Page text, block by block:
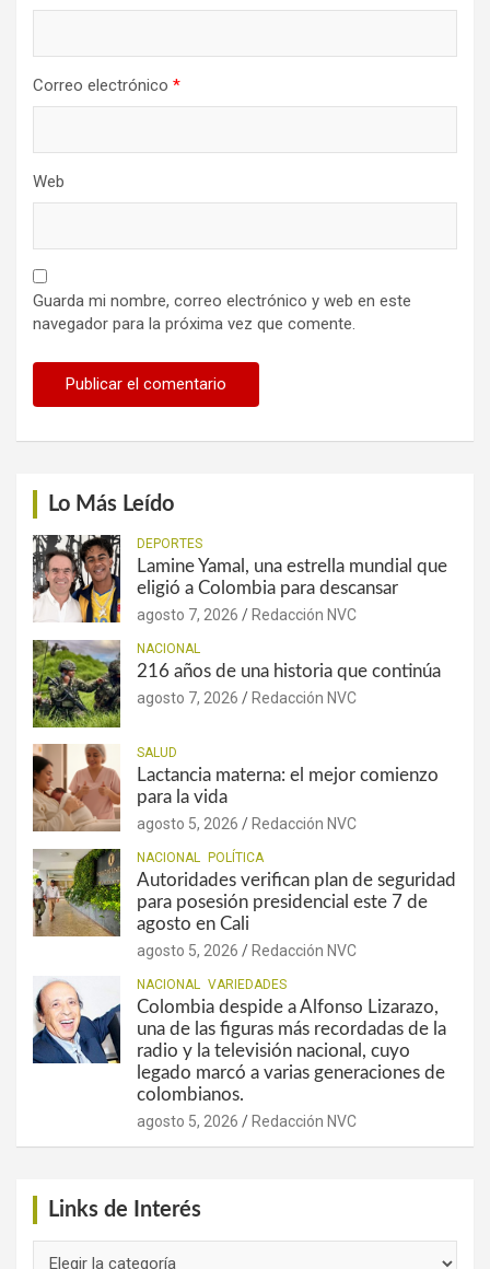
Correo electrónico *
Web
Guarda mi nombre, correo electrónico y web en este
navegador para la próxima vez que comente.
Lo Más Leído
DEPORTES
Lamine Yamal, una estrella mundial que
eligió a Colombia para descansar
agosto 7, 2026 Redacción NVC
NACIONAL
216 años de una historia que continúa
agosto 7, 2026 Redacción NVC
SALUD
Lactancia materna: el mejor comienzo
para la vida
agosto 5, 2026 Redacción NVC
NACIONAL POLÍTICA
Autoridades verifican plan de seguridad
para posesión presidencial este 7 de
agosto en Cali
agosto 5, 2026 Redacción NVC
NACIONAL VARIEDADES
Colombia despide a Alfonso Lizarazo,
una de las figuras más recordadas de la
radio y la televisión nacional, cuyo
legado marcó a varias generaciones de
colombianos.
agosto 5, 2026 Redacción NVC
Links de Interés